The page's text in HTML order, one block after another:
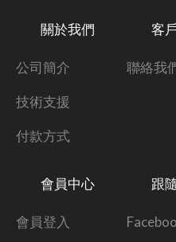
關於我們
公司簡介
技術支援
付款方式
客
聯絡我
會員中心
會員登入
跟